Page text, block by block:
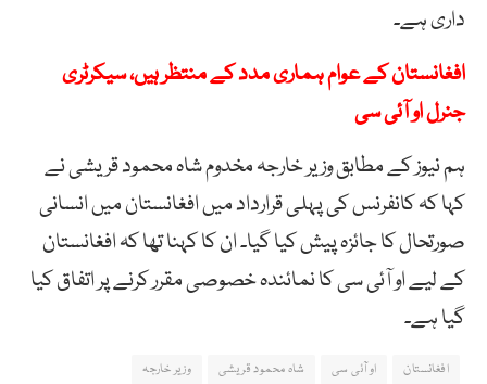
داری ہے۔
افغانستان کے عوام ہماری مدد کے منتظر ہیں، سیکرٹری
جنرل او آئی سی
ہم نیوز کے مطابق وزیر خارجہ مخدوم شاہ محمود قریشی نے
کہا کہ کانفرنس کی پہلی قرارداد میں افغانستان میں انسانی
صورتحال کا جائزہ پیش کیا گیا۔ ان کا کہنا تھا کہ افغانستان
کے لیے او آئی سی کا نمائندہ خصوصی مقرر کرنے پر اتفاق کیا
گیا ہے۔
افغانستان او آئی سی شاہ محمود قریشی وزیر خارجہ